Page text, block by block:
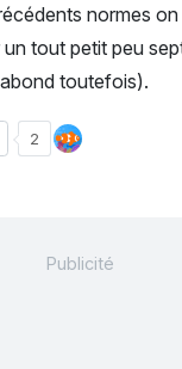
normes
tout petit peu
toutefois).
2